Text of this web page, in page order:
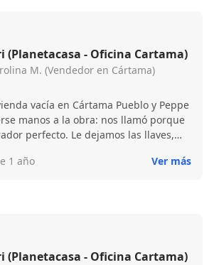
(Planetacasa - Oficina Cartama)
M. (Vendedor en Cártama)
vacía en Cártama Pueblo y Peppe
manos a la obra: nos llamó porque
perfecto. Le dejamos las llaves,
firmando en notaría. Ojalá lo
casa en Málaga. ¡100 %
1 año Ver más
(Planetacasa - Oficina Cartama)